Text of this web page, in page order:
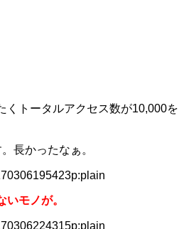
くトータルアクセス数が10,000を
長かったなぁ。
モノが。